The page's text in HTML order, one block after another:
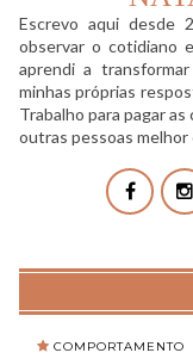
Escrevo aqui desde
observar o cotidiano
aprendi a
minhas próprias
Trabalho para pagar
outras pessoas melhor
COMPORTAMENTO